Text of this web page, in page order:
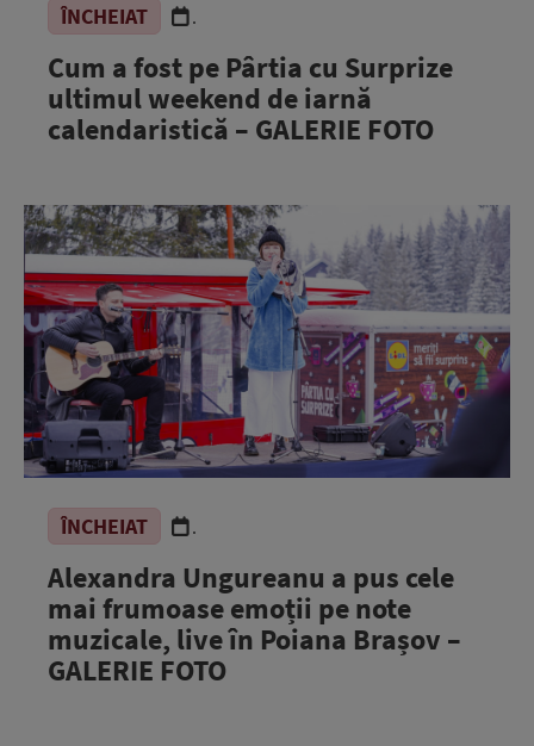
ÎNCHEIAT .
Cum a fost pe Pârtia cu Surprize
ultimul weekend de iarnă
calendaristică – GALERIE FOTO
ÎNCHEIAT .
Alexandra Ungureanu a pus cele
mai frumoase emoții pe note
muzicale, live în Poiana Brașov –
GALERIE FOTO